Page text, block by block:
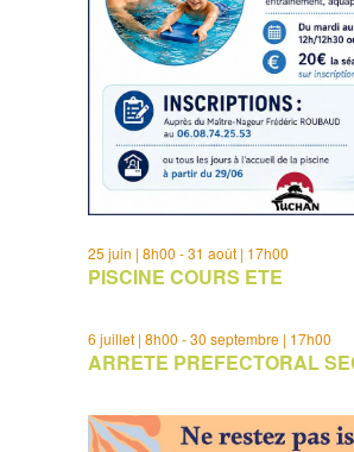
PISCINE COURS ETE
25 juin | 8h00 -31 août | 17h00
ARRETE PREFECTORAL
6 juillet | 8h00 -30 septembre | 17h00